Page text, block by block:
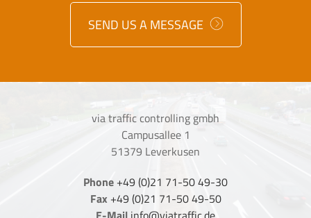
SEND US A MESSAGE
via traffic controlling gmbh
Campusallee 1
51379 Leverkusen
Phone +49 (0)21 71-50 49-30
Fax +49 (0)21 71-50 49-50